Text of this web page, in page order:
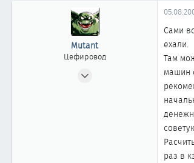
Нижневартовск
Mutant
Цефировод
Сами
ехали.
Там
машин
раз в